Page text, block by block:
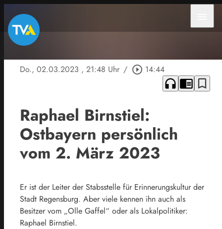
Do., 02.03.2023 , 21:48 Uhr / play_circle_outline 14:44
headphones chrome_reader_mode bookmark_border
Raphael Birnstiel:
Ostbayern persönlich
vom 2. März 2023
Er ist der Leiter der Stabsstelle für Erinnerungskultur der
Stadt Regensburg. Aber viele kennen ihn auch als
Besitzer vom „Olle Gaffel“ oder als Lokalpolitiker:
Raphael Birnstiel.